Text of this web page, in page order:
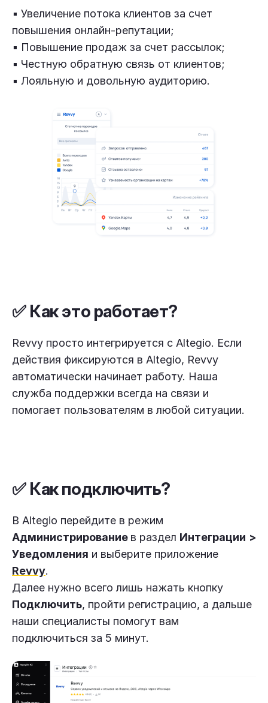
▪️ Увеличение потока клиентов за счет
повышения онлайн-репутации;
▪️ Повышение продаж за счет рассылок;
▪️ Честную обратную связь от клиентов;
▪️ Лояльную и довольную аудиторию.
✅ Как это работает?
Revvy просто интегрируется с Altegio. Если
действия фиксируются в Altegio, Revvy
автоматически начинает работу. Наша
служба поддержки всегда на связи и
помогает пользователям в любой ситуации.
✅ Как подключить?
В Altegio перейдите в режим
Администрирование в раздел Интеграции >
Уведомления и выберите приложение
Revvy.
Далее нужно всего лишь нажать кнопку
Подключить, пройти регистрацию, а дальше
наши специалисты помогут вам
подключиться за 5 минут.